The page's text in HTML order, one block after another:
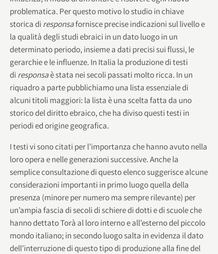
problematica. Per questo motivo lo studio in chiave
storica di responsafornisce precise indicazioni sul livello e
la qualità degli studi ebraici in un dato luogo in un
determinato periodo, insieme a dati precisi sui flussi, le
gerarchie e le influenze. In Italia la produzione di testi
di responsaè stata nei secoli passati molto ricca. In un
riquadro a parte pubblichiamo una lista essenziale di
alcuni titoli maggiori: la lista è una scelta fatta da uno
storico del diritto ebraico, che ha diviso questi testi in
periodi ed origine geografica.
I testi vi sono citati per l’importanza che hanno avuto nella
loro opera e nelle generazioni successive. Anche la
semplice consultazione di questo elenco suggerisce alcune
considerazioni importanti in primo luogo quella della
presenza (minore per numero ma sempre rilevante) per
un’ampia fascia di secoli di schiere di dotti e di scuole che
hanno dettato Torà al loro interno e all’esterno del piccolo
mondo italiano; in secondo luogo salta in evidenza il dato
dell’interruzione di questo tipo di produzione alla fine del